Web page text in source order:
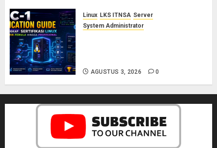
Linux LKS ITNSA Server
System Administrator
AGUSTUS 3, 2026 0